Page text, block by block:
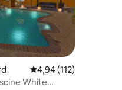
commentaires : 4,81 sur 5
Évaluation moyenne
4,94 (112)
White